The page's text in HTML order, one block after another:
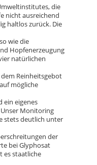
die
nicht ausreichend
haltlos zurück. Die
wie die
Hopfenerzeugung
natürlichen
Reinheitsgebot
mögliche
ein eigenes
Monitoring
stets deutlich unter
der
bei Glyphosat
es staatliche